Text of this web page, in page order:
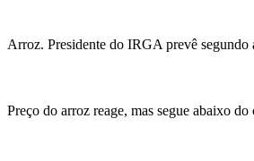
Arroz. Presidente do IRGA prevê segundo
Preço do arroz reage, mas segue abaixo do